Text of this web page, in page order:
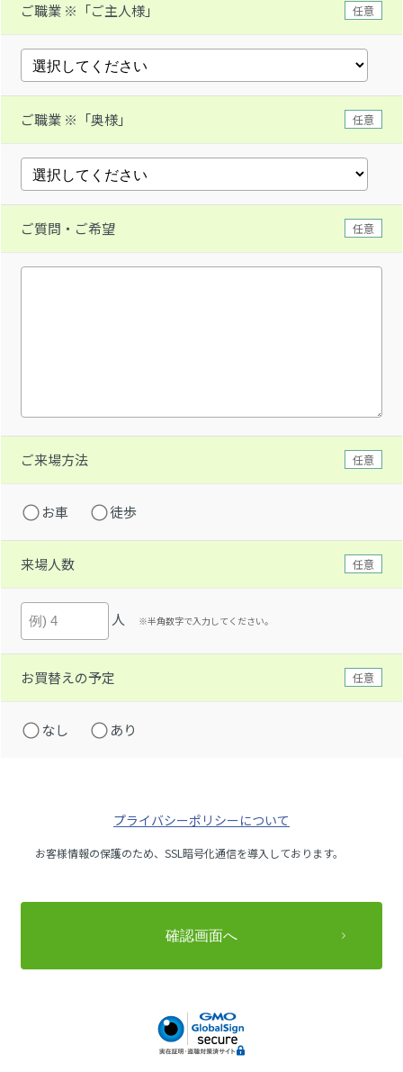
ご職業 ※「ご主人様」 任意
ご職業 ※「奥様」 任意
ご質問・ご希望 任意
ご来場方法 任意
お車 徒歩
来場人数 任意
人 ※半角数字で入力してください。
お買替えの予定 任意
なし あり
プライバシーポリシーについて
お客様情報の保護のため、SSL暗号化通信を導入しております。